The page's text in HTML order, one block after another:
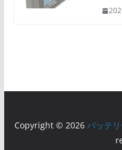
Copyright © 2026バッテ